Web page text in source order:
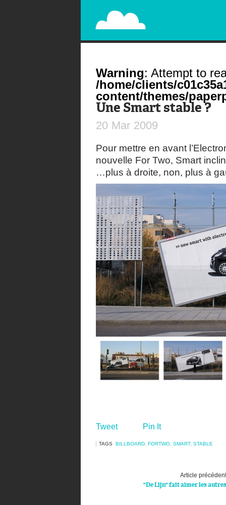
PAPERPLANE
STREET, AMBIENT, GUÉRILLA MARKETING
Warning: Attempt to
/home/clients/
content/themes/
Une Smart stable ?
20 Mar 2009
Pour mettre en avant
nouvelle For Two, Smart
…plus à droite, non, plus à
Tweet Pin It
TAGS BILLBOARD FORTWO SMART, STABLE
Article précédent
"De Lijn" fait aimer les autres